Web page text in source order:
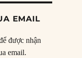
EMAIL
được nhận
email.